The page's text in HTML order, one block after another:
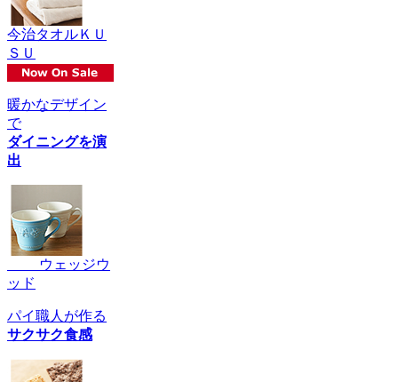
今治タオルＫＵ
ＳＵ
暖かなデザイン
で
ダイニングを演
出
ウェッジウ
ッド
パイ職人が作る
サクサク食感